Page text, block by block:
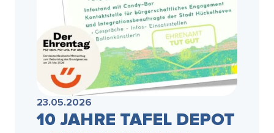
23.05.2026
10 JAHRE TAFEL DEPOT